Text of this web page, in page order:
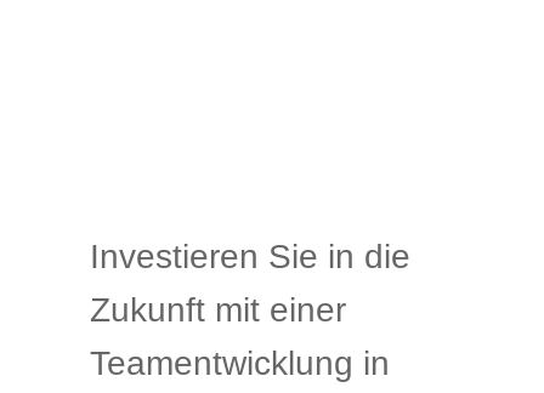
Investieren Sie in die
Zukunft mit einer
Teamentwicklung in